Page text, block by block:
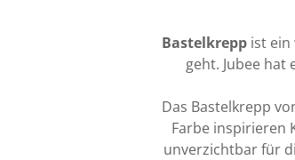
Bastelkreppist ein
geht. Jubee
Das Bastelkrepp
Farbe inspirieren
unverzichtbar für